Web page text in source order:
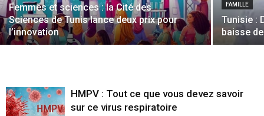
Femmes et sciences : la Cité des
Sciences de Tunis lance deux prix pour
l’innovation
FAMILLE
Tunisie :
baisse
HMPV : Tout ce que vous devez savoir
sur ce virus respiratoire